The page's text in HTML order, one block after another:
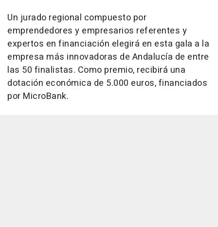
Un jurado regional compuesto por
emprendedores y empresarios referentes y
expertos en financiación elegirá en esta gala a la
empresa más innovadoras de Andalucía de entre
las 50 finalistas. Como premio, recibirá una
dotación económica de 5.000 euros, financiados
por MicroBank.